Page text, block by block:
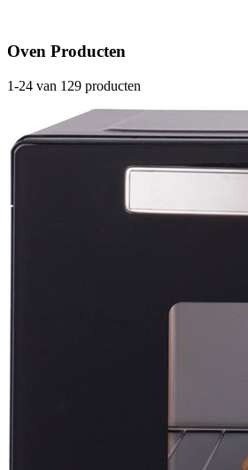
Oven Producten
1-24 van 129 producten